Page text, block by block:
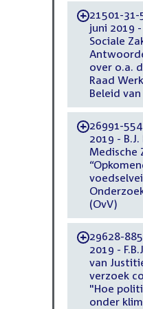
-21501-
juni 2019
Sociale
over o.a.
Raad
Beleid
-26991-
2019 -
Medische
(OvV)
-29628-
2019 -
van
verzoek
"Hoe
onder